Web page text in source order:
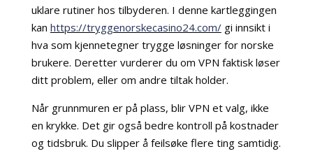
uklare rutiner hos tilbyderen. I denne kartleggingen
kan https://tryggenorskecasino24.com/gi innsikt i
hva som kjennetegner trygge løsninger for norske
brukere. Deretter vurderer du om VPN faktisk løser
ditt problem, eller om andre tiltak holder.
Når grunnmuren er på plass, blir VPN et valg, ikke
en krykke. Det gir også bedre kontroll på kostnader
og tidsbruk. Du slipper å feilsøke flere ting samtidig.